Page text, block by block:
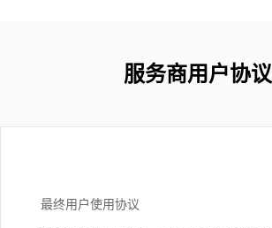
服务商用户协议
最终用户使用协议